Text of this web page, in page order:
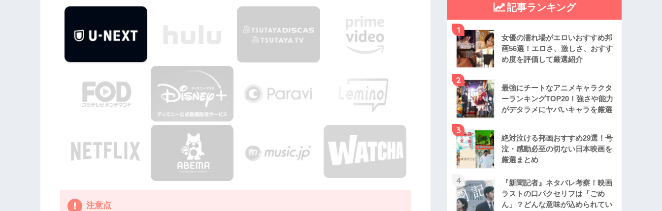
注意点
記事ランキング
1
女優の濡れ場がエロいおすすめ邦
画56選！エロさ、激しさ、おすす
め度を評価して厳選紹介
2
最強にチートなアニメキャラクタ
ーランキングTOP20！強さや能力
がデタラメにヤバいキャラを厳選
3
絶対泣ける邦画おすすめ29選！号
泣・感動必至の切ない日本映画を
厳選まとめ
4
『新聞記者』ネタバレ考察！映画
ラストの口パクセリフは「ごめ
ん」？どんな意味が込められてい